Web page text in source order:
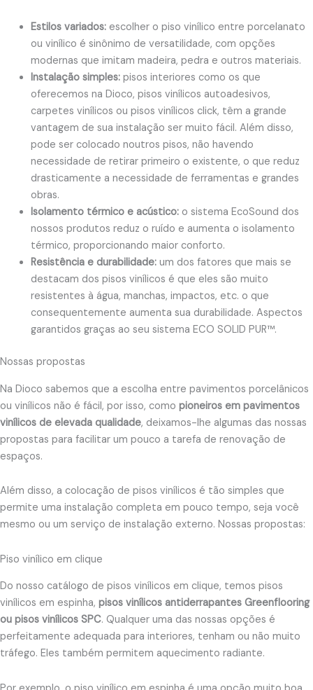
Estilos variados:escolher o piso vinílico entre porcelanato
ou vinílico é sinônimo de versatilidade, com opções
modernas que imitam madeira, pedra e outros materiais.
Instalação simples:pisos interiores como os que
oferecemos na Dioco, pisos vinílicos autoadesivos,
carpetes vinílicos ou pisos vinílicos click, têm a grande
vantagem de sua instalação ser muito fácil. Além disso,
pode ser colocado noutros pisos, não havendo
necessidade de retirar primeiro o existente, o que reduz
drasticamente a necessidade de ferramentas e grandes
obras.
Isolamento térmico e acústico:o sistema EcoSound dos
nossos produtos reduz o ruído e aumenta o isolamento
térmico, proporcionando maior conforto.
Resistência e durabilidade:um dos fatores que mais se
destacam dos pisos vinílicos é que eles são muito
resistentes à água, manchas, impactos, etc. o que
consequentemente aumenta sua durabilidade. Aspectos
garantidos graças ao seu sistema ECO SOLID PUR™.
Nossas propostas
Na Dioco sabemos que a escolha entre pavimentos porcelânicos
ou vinílicos não é fácil, por isso, como pioneiros em pavimentos
vinílicos de elevada qualidade, deixamos-lhe algumas das nossas
propostas para facilitar um pouco a tarefa de renovação de
espaços.
Além disso, a colocação de pisos vinílicos é tão simples que
permite uma instalação completa em pouco tempo, seja você
mesmo ou um serviço de instalação externo. Nossas propostas:
Piso vinílico em clique
Do nosso catálogo de pisos vinílicos em clique, temos pisos
vinílicos em espinha, pisos vinílicos antiderrapantes Greenflooring
ou pisos vinílicos SPC. Qualquer uma das nossas opções é
perfeitamente adequada para interiores, tenham ou não muito
tráfego. Eles também permitem aquecimento radiante.